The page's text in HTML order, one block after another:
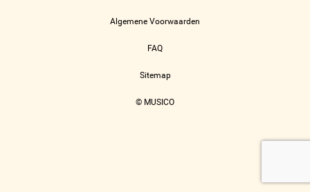
Algemene Voorwaarden
FAQ
Sitemap
© MUSICO